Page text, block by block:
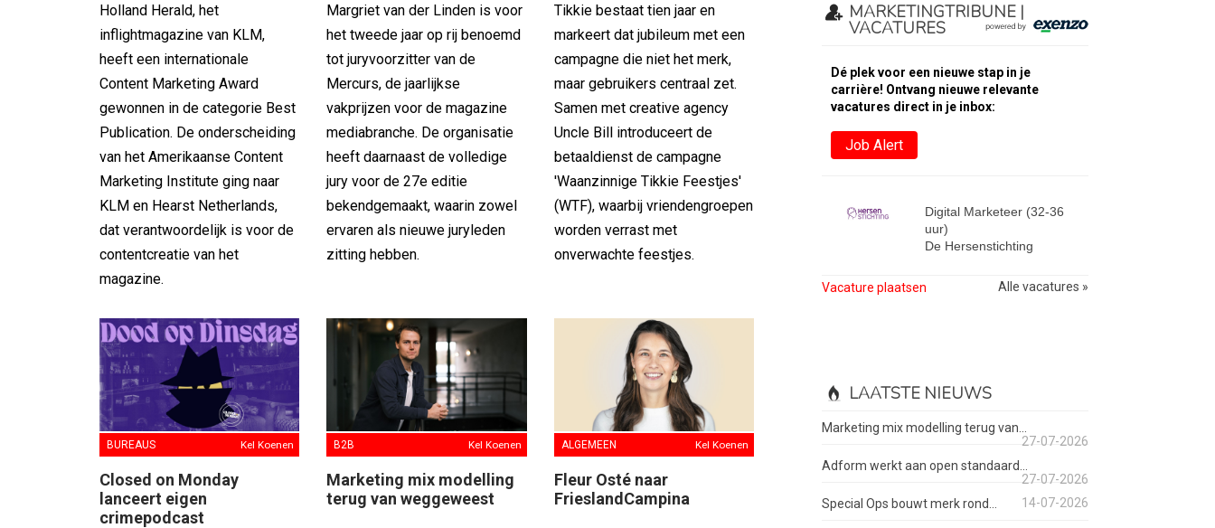
Holland Herald, het
inflightmagazine van KLM,
heeft een internationale
Content Marketing Award
gewonnen in de categorie Best
Publication. De onderscheiding
van het Amerikaanse Content
Marketing Institute ging naar
KLM en Hearst Netherlands,
dat verantwoordelijk is voor de
contentcreatie van het
magazine.
Margriet van der Linden is voor
het tweede jaar op rij benoemd
tot juryvoorzitter van de
Mercurs, de jaarlijkse
vakprijzen voor de magazine
mediabranche. De organisatie
heeft daarnaast de volledige
jury voor de 27e editie
bekendgemaakt, waarin zowel
ervaren als nieuwe juryleden
zitting hebben.
Tikkie bestaat tien jaar en
markeert dat jubileum met een
campagne die niet het merk,
maar gebruikers centraal zet.
Samen met creative agency
Uncle Bill introduceert de
betaaldienst de campagne
'Waanzinnige Tikkie Feestjes'
(WTF), waarbij vriendengroepen
worden verrast met
onverwachte feestjes.
BUREAUS Kel Koenen
Closed on Monday
lanceert eigen
crimepodcast
B2B Kel Koenen
Marketing mix modelling
terug van weggeweest
ALGEMEEN Kel Koenen
Fleur Osté naar
FrieslandCampina
MARKETINGTRIBUNE |
VACATURES
Dé plek voor een nieuwe stap in je
carrière! Ontvang nieuwe relevante
vacatures direct in je inbox:
Job Alert
Digital Marketeer (32-36
uur)
De Hersenstichting
Vacature plaatsen Alle vacatures »
LAATSTE NIEUWS
Marketing mix modelling terug van...
27-07-2026
Adform werkt aan open standaard...
27-07-2026
Special Ops bouwt merk rond...
14-07-2026